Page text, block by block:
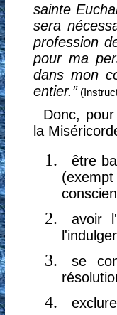
sainte
sera
profession
pour ma
dans mon
entier.”
Donc,
la
être
avoir
se